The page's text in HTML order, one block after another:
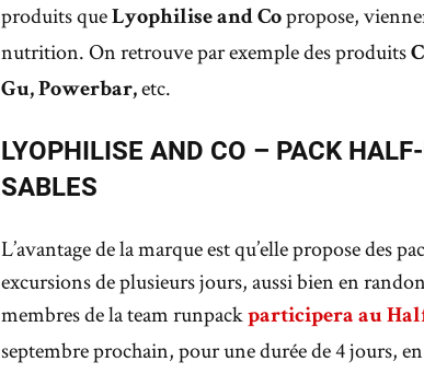
produits que Lyophilise and Co propose,
nutrition. On retrouve par exemple des produits
Gu, Powerbar, etc.
LYOPHILISE AND CO – PACK
SABLES
L’avantage de la marque est qu’elle propose des
excursions de plusieurs jours, aussi bien en
membres de la team runpack participera au
septembre prochain, pour une durée de 4 jours,